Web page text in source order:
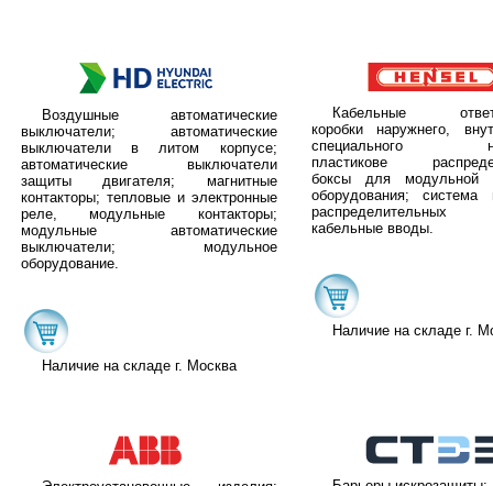
Воздушные автоматические
выключатели; автоматические
выключатели в литом корпусе;
автоматические выключатели
защиты двигателя; магнитные
контакторы; тепловые и электронные
реле, модульные контакторы;
модульные автоматические
выключатели; модульное
оборудование.
Наличие на складе г. Москва
Кабельные
коробки наружнего,
специального
пластикове
боксы для модульной
оборудования; система
распределительных
кабельные вводы.
Наличие на складе г.